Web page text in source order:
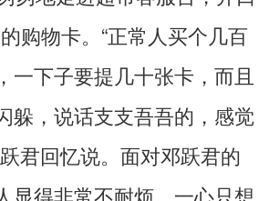
购物卡。“正常人买个几百
一下子要提几十张卡，而且
躲，说话支支吾吾的，感觉
君回忆说。面对邓跃君的
显得非常不耐烦，一心只想